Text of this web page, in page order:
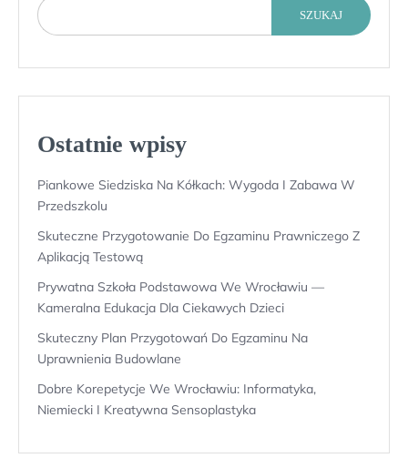
SZUKAJ
Ostatnie wpisy
Piankowe Siedziska Na Kółkach: Wygoda I Zabawa W
Przedszkolu
Skuteczne Przygotowanie Do Egzaminu Prawniczego Z
Aplikacją Testową
Prywatna Szkoła Podstawowa We Wrocławiu —
Kameralna Edukacja Dla Ciekawych Dzieci
Skuteczny Plan Przygotowań Do Egzaminu Na
Uprawnienia Budowlane
Dobre Korepetycje We Wrocławiu: Informatyka,
Niemiecki I Kreatywna Sensoplastyka